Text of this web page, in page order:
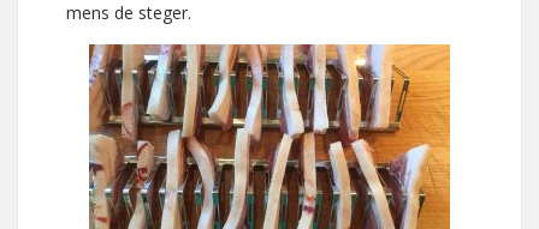
mens de steger.